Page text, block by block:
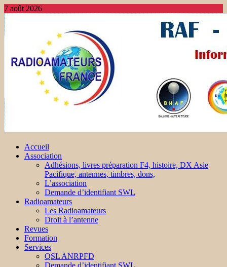
7 août 2026
Accueil
Association
Adhésions, livres préparation F4, histoire, DX Asie
Pacifique, antennes, timbres, dons,
L’association
Demande d’identifiant SWL
Radioamateurs
Les Radioamateurs
Droit à l’antenne
Revues
Formation
Services
QSL ANRPFD
Demande d’identifiant SWL